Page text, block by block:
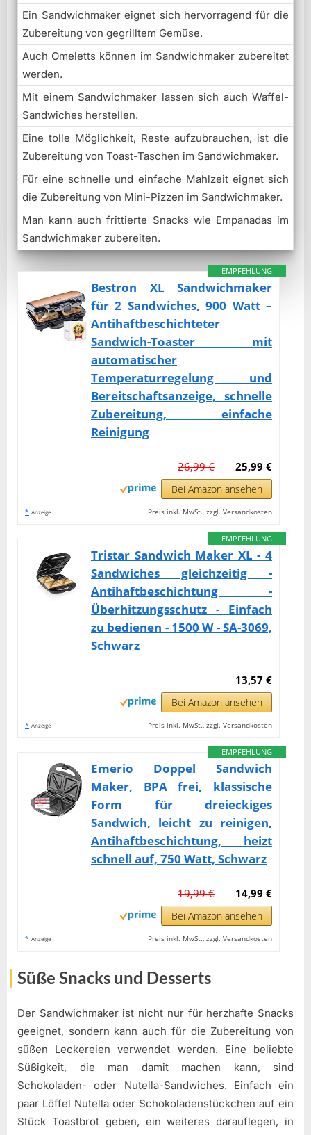
Ein Sandwichmaker eignet sich hervorragend für die
Zubereitung von gegrilltem Gemüse.
Auch Omeletts können im Sandwichmaker zubereitet
werden.
Mit einem Sandwichmaker lassen sich auch Waffel-
Sandwiches herstellen.
Eine tolle Möglichkeit, Reste aufzubrauchen, ist die
Zubereitung von Toast-Taschen im Sandwichmaker.
Für eine schnelle und einfache Mahlzeit eignet sich
die Zubereitung von Mini-Pizzen im Sandwichmaker.
Man kann auch frittierte Snacks wie Empanadas im
Sandwichmaker zubereiten.
EMPFEHLUNG
Bestron XL Sandwichmaker
für 2 Sandwiches, 900 Watt –
Antihaftbeschichteter
Sandwich-Toaster mit
automatischer
Temperaturregelung und
Bereitschaftsanzeige, schnelle
Zubereitung, einfache
Reinigung
25,99 €
26,99 €
Bei Amazon ansehen
* Anzeige Preis inkl. MwSt., zzgl. Versandkosten
EMPFEHLUNG
Tristar Sandwich Maker XL - 4
Sandwiches gleichzeitig -
Antihaftbeschichtung -
Überhitzungsschutz - Einfach
zu bedienen - 1500 W - SA-3069,
Schwarz
13,57 €
Bei Amazon ansehen
* Anzeige Preis inkl. MwSt., zzgl. Versandkosten
EMPFEHLUNG
Emerio Doppel Sandwich
Maker, BPA frei, klassische
Form für dreieckiges
Sandwich, leicht zu reinigen,
Antihaftbeschichtung, heizt
schnell auf, 750 Watt, Schwarz
14,99 €
19,99 €
Bei Amazon ansehen
* Anzeige Preis inkl. MwSt., zzgl. Versandkosten
Süße Snacks und Desserts
Der Sandwichmaker ist nicht nur für herzhafte Snacks
geeignet, sondern kann auch für die Zubereitung von
süßen Leckereien verwendet werden. Eine beliebte
Süßigkeit, die man damit machen kann, sind
Schokoladen- oder Nutella-Sandwiches. Einfach ein
paar Löffel Nutella oder Schokoladenstückchen auf ein
Stück Toastbrot geben, ein weiteres darauflegen, in